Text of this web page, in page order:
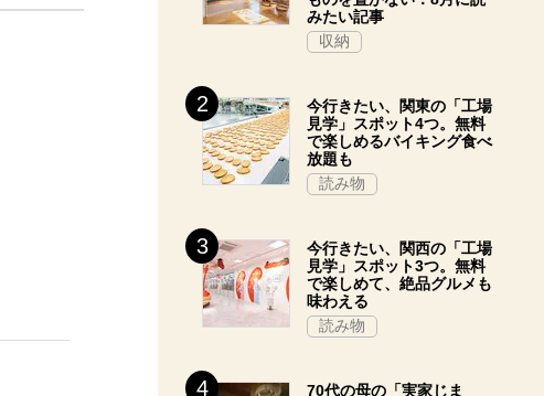
みたい記事
収納
今行きたい、関東の「工場
見学」スポット4つ。無料
で楽しめるバイキング食べ
放題も
読み物
今行きたい、関西の「工場
見学」スポット3つ。無料
で楽しめて、絶品グルメも
味わえる
読み物
70代の母の「実家じま